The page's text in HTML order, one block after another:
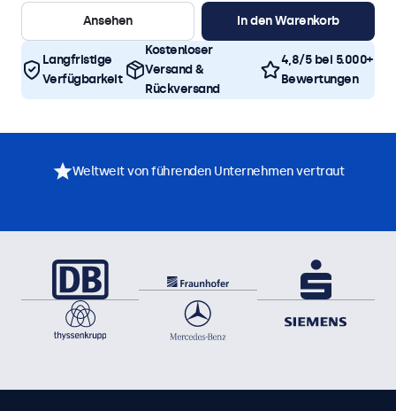
Ansehen
In den Warenkorb
Langfristige
Verfügbarkeit
Kostenloser
Versand &
Rückversand
4,8/5 bei 5.000+
Bewertungen
Weltweit von führenden Unternehmen vertraut